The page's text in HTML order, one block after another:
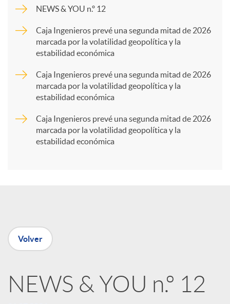
p
e
R
NEWS & YOU n.º 12
Caja Ingenieros prevé una segunda mitad de 2026
marcada por la volatilidad geopolítica y la
estabilidad económica
Caja Ingenieros prevé una segunda mitad de 2026
marcada por la volatilidad geopolítica y la
estabilidad económica
Caja Ingenieros prevé una segunda mitad de 2026
marcada por la volatilidad geopolítica y la
estabilidad económica
Volver
NEWS & YOU n.º 12